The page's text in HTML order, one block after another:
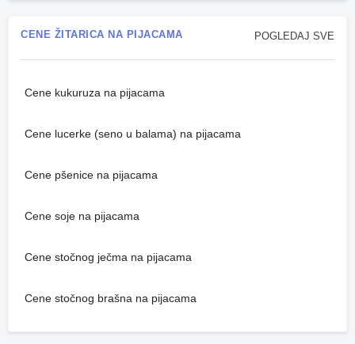
POGLEDAJ SVE
CENE ŽITARICA NA PIJACAMA
Cene kukuruza na pijacama
Cene lucerke (seno u balama) na pijacama
Cene pšenice na pijacama
Cene soje na pijacama
Cene stočnog ječma na pijacama
Cene stočnog brašna na pijacama